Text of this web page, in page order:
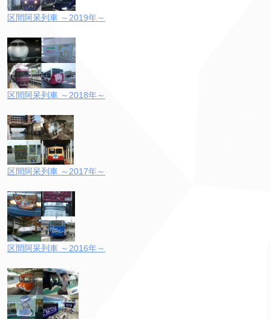
区間阿呆列車 ～2019年～
区間阿呆列車 ～2018年～
区間阿呆列車 ～2017年～
区間阿呆列車 ～2016年～